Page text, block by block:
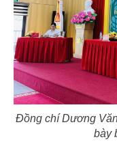
Đồng chí Dương
bày